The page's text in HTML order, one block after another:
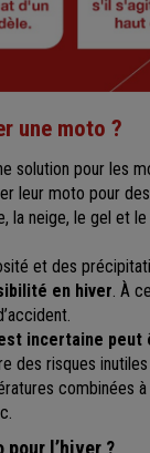
une moto ?
solution pour les
leur moto pour
la neige, le gel et
et des
en hiver. À
incertaine peut
des risques
combinées